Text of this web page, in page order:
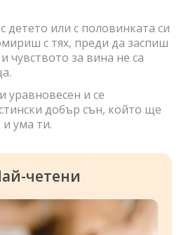
детето или с половинката си
с тях, преди да заспиш
чувството за вина не са
уравновесен и се
добър сън, който ще
ума ти.
четени